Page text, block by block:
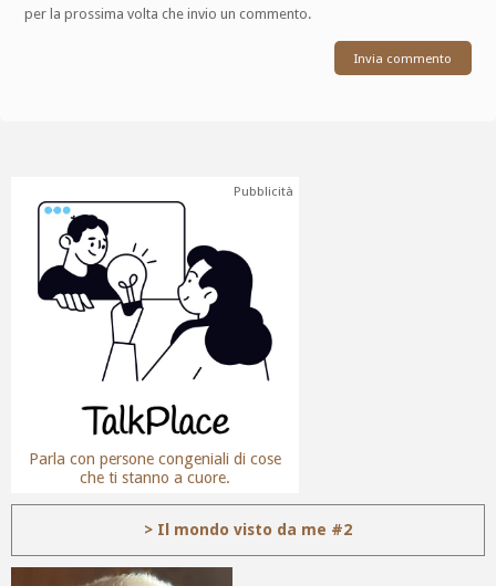
per la prossima volta che invio un commento.
Pubblicità
Parla con persone congeniali di cose
che ti stanno a cuore.
> Il mondo visto da me #2